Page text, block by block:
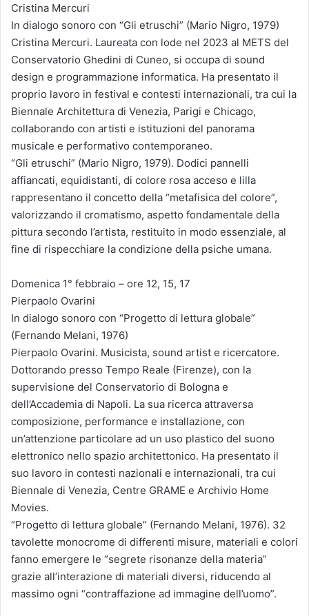
Cristina Mercuri
In dialogo sonoro con “Gli etruschi” (Mario Nigro, 1979)
Cristina Mercuri. Laureata con lode nel 2023 al METS del
Conservatorio Ghedini di Cuneo, si occupa di sound
design e programmazione informatica. Ha presentato il
proprio lavoro in festival e contesti internazionali, tra cui la
Biennale Architettura di Venezia, Parigi e Chicago,
collaborando con artisti e istituzioni del panorama
musicale e performativo contemporaneo.
“Gli etruschi” (Mario Nigro, 1979). Dodici pannelli
affiancati, equidistanti, di colore rosa acceso e lilla
rappresentano il concetto della “metafisica del colore”,
valorizzando il cromatismo, aspetto fondamentale della
pittura secondo l’artista, restituito in modo essenziale, al
fine di rispecchiare la condizione della psiche umana.
Domenica 1° febbraio – ore 12, 15, 17
Pierpaolo Ovarini
In dialogo sonoro con “Progetto di lettura globale”
(Fernando Melani, 1976)
Pierpaolo Ovarini. Musicista, sound artist e ricercatore.
Dottorando presso Tempo Reale (Firenze), con la
supervisione del Conservatorio di Bologna e
dell’Accademia di Napoli. La sua ricerca attraversa
composizione, performance e installazione, con
un’attenzione particolare ad un uso plastico del suono
elettronico nello spazio architettonico. Ha presentato il
suo lavoro in contesti nazionali e internazionali, tra cui
Biennale di Venezia, Centre GRAME e Archivio Home
Movies.
“Progetto di lettura globale” (Fernando Melani, 1976). 32
tavolette monocrome di differenti misure, materiali e colori
fanno emergere le “segrete risonanze della materia”
grazie all’interazione di materiali diversi, riducendo al
massimo ogni “contraffazione ad immagine dell’uomo”.